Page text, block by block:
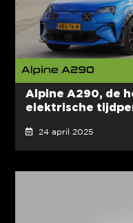
Alpine A290, de
elektrische
24 april 2025